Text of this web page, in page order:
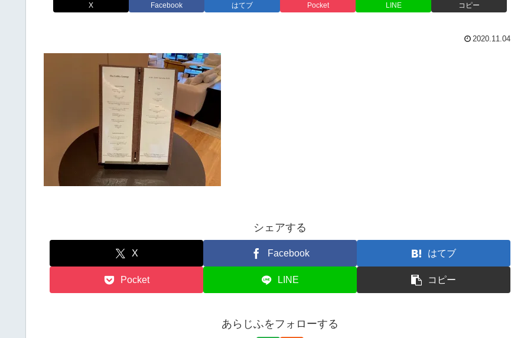
X Facebook はてブ Pocket LINE コピー
2020.11.04
シェアする
X Facebook はてブ
Pocket LINE コピー
あらじふをフォローする